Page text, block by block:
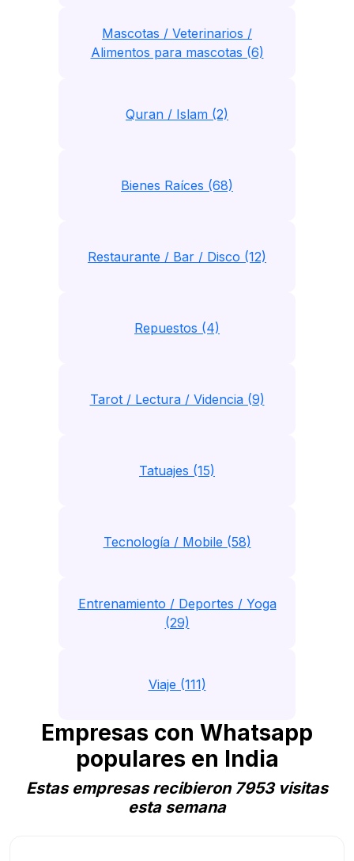
Mascotas / Veterinarios /
Alimentos para mascotas (6)
Quran / Islam (2)
Bienes Raíces (68)
Restaurante / Bar / Disco (12)
Repuestos (4)
Tarot / Lectura / Videncia (9)
Tatuajes (15)
Tecnología / Mobile (58)
Entrenamiento / Deportes / Yoga
(29)
Viaje (111)
Empresas con Whatsapp
populares en India
Estas empresas recibieron 7953 visitas
esta semana